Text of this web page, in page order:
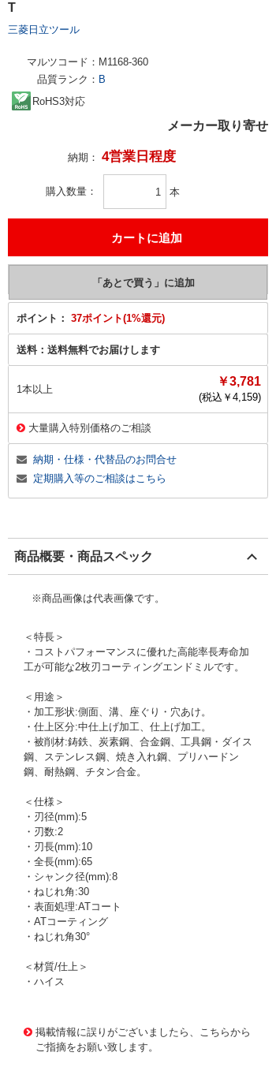
T
三菱日立ツール
マルツコード： M1168-360
品質ランク： B
RoHS3対応
メーカー取り寄せ
納期： 4営業日程度
購入数量 本
ポイント： 37ポイント(1%還元)
送料： 送料無料でお届けします
1本以上
￥3,781
(税込￥ 4,159)
大量購入特別価格のご相談
納期・仕様・代替品のお問合せ
定期購入等のご相談はこちら
商品概要・商品スペック
※商品画像は代表画像です。
＜特長＞
・コストパフォーマンスに優れた高能率長寿命加
工が可能な2枚刃コーティングエンドミルです。
＜用途＞
・加工形状:側面、溝、座ぐり・穴あけ。
・仕上区分:中仕上げ加工、仕上げ加工。
・被削材:鋳鉄、炭素鋼、合金鋼、工具鋼・ダイス
鋼、ステンレス鋼、焼き入れ鋼、プリハードン
鋼、耐熱鋼、チタン合金。
＜仕様＞
・刃径(mm):5
・刃数:2
・刃長(mm):10
・全長(mm):65
・シャンク径(mm):8
・ねじれ角:30
・表面処理:ATコート
・ATコーティング
・ねじれ角30°
＜材質/仕上＞
・ハイス
掲載情報に誤りがございましたら、こちらから
ご指摘をお願い致します。